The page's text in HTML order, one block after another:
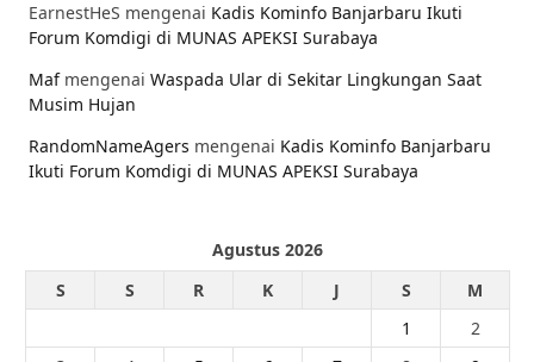
EarnestHeS mengenai Kadis Kominfo Banjarbaru Ikuti
Forum Komdigi di MUNAS APEKSI Surabaya
Mafmengenai Waspada Ular di Sekitar Lingkungan Saat
Musim Hujan
RandomNameAgers mengenai Kadis Kominfo Banjarbaru
Ikuti Forum Komdigi di MUNAS APEKSI Surabaya
Agustus 2026
S
S R K J S
M
1
2